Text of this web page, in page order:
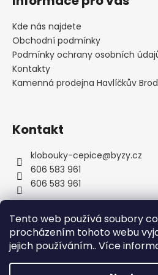
Tento web používá soubory
procházením tohoto webu
jejich používáním.. Více
v
k
y
v
u
Kde nás najdete
Obchodní podmínky
Podmínky ochrany osobních
Kontakty
Kamenná prodejna Havlíčkův Brod
Kontakt
klobouky-cepice@byzy.cz
606 583 961
606 583 961